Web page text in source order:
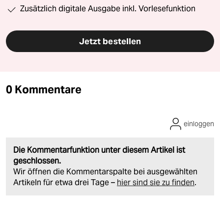
Zusätzlich digitale Ausgabe inkl. Vorlesefunktion
Jetzt bestellen
0 Kommentare
Die Kommentarfunktion unter diesem Artikel ist
geschlossen.
Wir öffnen die Kommentarspalte bei ausgewählten
Artikeln für etwa drei Tage – hier sind sie zu finden.
einloggen